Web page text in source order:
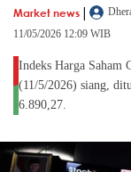
Market news |
11/05/2026 12:09 WIB
Indeks Harga Saham
(11/5/2026) siang,
6.890,27.